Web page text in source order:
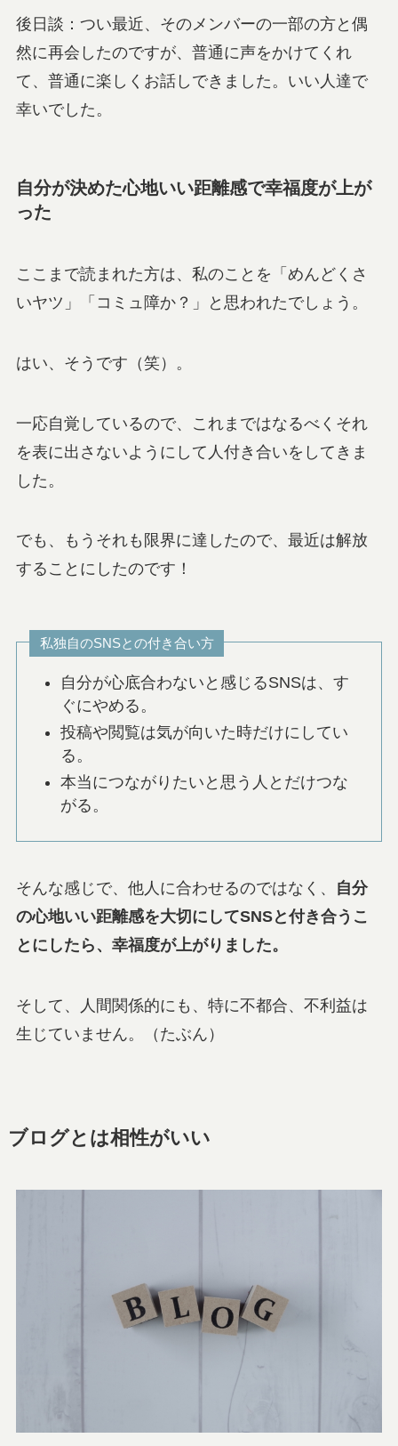
後日談：つい最近、そのメンバーの一部の方と偶
然に再会したのですが、普通に声をかけてくれ
て、普通に楽しくお話しできました。いい人達で
幸いでした。
自分が決めた心地いい距離感で幸福度が上が
った
ここまで読まれた方は、私のことを「めんどくさ
いヤツ」「コミュ障か？」と思われたでしょう。
はい、そうです（笑）。
一応自覚しているので、これまではなるべくそれ
を表に出さないようにして人付き合いをしてきま
した。
でも、もうそれも限界に達したので、最近は解放
することにしたのです！
私独自のSNSとの付き合い方
自分が心底合わないと感じるSNSは、す
ぐにやめる。
投稿や閲覧は気が向いた時だけにしてい
る。
本当につながりたいと思う人とだけつな
がる。
そんな感じで、他人に合わせるのではなく、
自分
の心地いい距離感を大切にしてSNSと付き合うこ
とにしたら、幸福度が上がりました。
そして、人間関係的にも、特に不都合、不利益は
生じていません。（たぶん）
ブログとは相性がいい